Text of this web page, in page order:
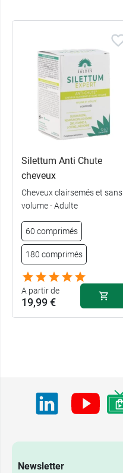
Silettum Anti Chute
cheveux
Cheveux clairsemés et sans
volume - Adulte
60 comprimés
180 comprimés
A partir de
19,99 €
Newsletter